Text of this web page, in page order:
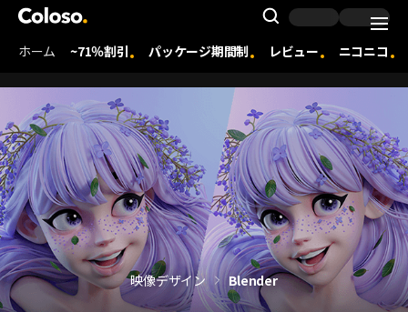
Coloso. | コロソ.
Search
Coloso Menu
ホーム ~71％割引 パッケージ期間制 レビュー ニコニコ
映像デザイン Blender